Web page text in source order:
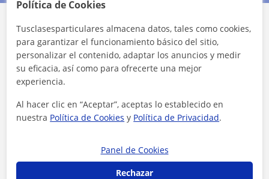
Contacta con Esperanza
Tarifa
Política de Cookies
Tusclasesparticulares almacena datos, tales como cookies,
para garantizar el funcionamiento básico del sitio,
personalizar el contenido, adaptar los anuncios y medir
su eficacia, así como para ofrecerte una mejor
experiencia.
Al hacer clic en “Aceptar”, aceptas lo establecido en
nuestra Política de Cookies y Política de Privacidad.
Panel de Cookies
Rechazar